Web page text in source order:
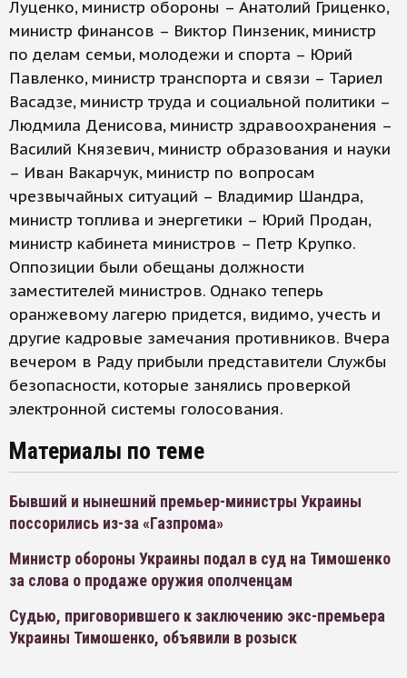
Луценко, министр обороны – Анатолий Гриценко,
министр финансов – Виктор Пинзеник, министр
по делам семьи, молодежи и спорта – Юрий
Павленко, министр транспорта и связи – Тариел
Васадзе, министр труда и социальной политики –
Людмила Денисова, министр здравоохранения –
Василий Князевич, министр образования и науки
– Иван Вакарчук, министр по вопросам
чрезвычайных ситуаций – Владимир Шандра,
министр топлива и энергетики – Юрий Продан,
министр кабинета министров – Петр Крупко.
Оппозиции были обещаны должности
заместителей министров. Однако теперь
оранжевому лагерю придется, видимо, учесть и
другие кадровые замечания противников. Вчера
вечером в Раду прибыли представители Службы
безопасности, которые занялись проверкой
электронной системы голосования.
Материалы по теме
Бывший и нынешний премьер-министры Украины
поссорились из-за «Газпрома»
Министр обороны Украины подал в суд на Тимошенко
за слова о продаже оружия ополченцам
Судью, приговорившего к заключению экс-премьера
Украины Тимошенко, объявили в розыск